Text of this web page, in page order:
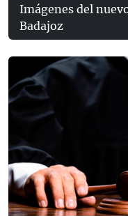
Imágenes del
Badajoz